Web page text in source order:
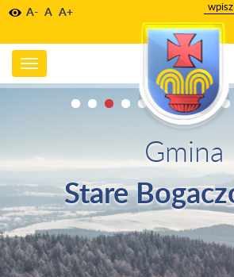
A- A A+
wpisz
szukany
tekst
Toggle
navigation
Gmina
Stare